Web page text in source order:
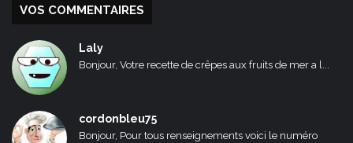
VOS COMMENTAIRES
Laly
Bonjour, Votre recette de crêpes aux fruits de mer a l...
cordonbleu75
Bonjour, Pour tous renseignements voici le numéro